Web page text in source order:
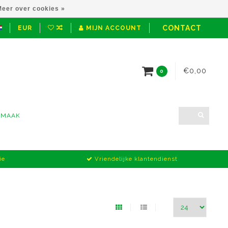
EUR MIJN ACCOUNT CONTACT
0 €0,00
Vriendelijke klantendienst
over cookies »